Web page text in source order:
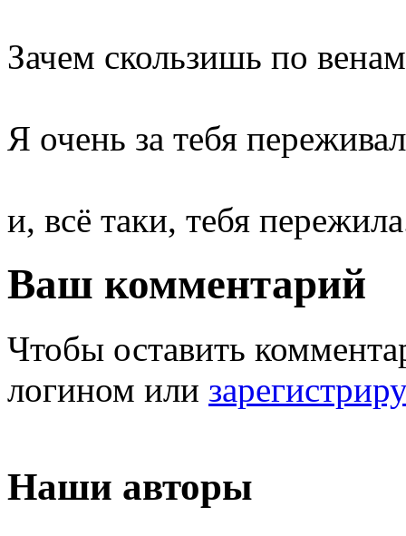
Зачем скользишь по
Я очень за тебя
и, всё таки, тебя
Ваш комментарий
Чтобы оставить
логином или
Наши авторы